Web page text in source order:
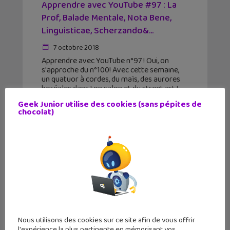
Apprendre avec YouTube #97 : La
Prof, Balade Mentale, Nota Bene,
Linguisticae, Scherzando&...
7 octobre 2018
Apprendre avec YouTube n°97 ! Oui, on
s'approche du n°100! Avec cette semaine,
un quatuor à cordes, du maïs, des aurores
boréales dans ton salon et du street art !
Bon visionnage ! Les chaînes de
Geek Junior utilise des cookies (sans pépites de
chocolat)
Nous utilisons des cookies sur ce site afin de vous offrir